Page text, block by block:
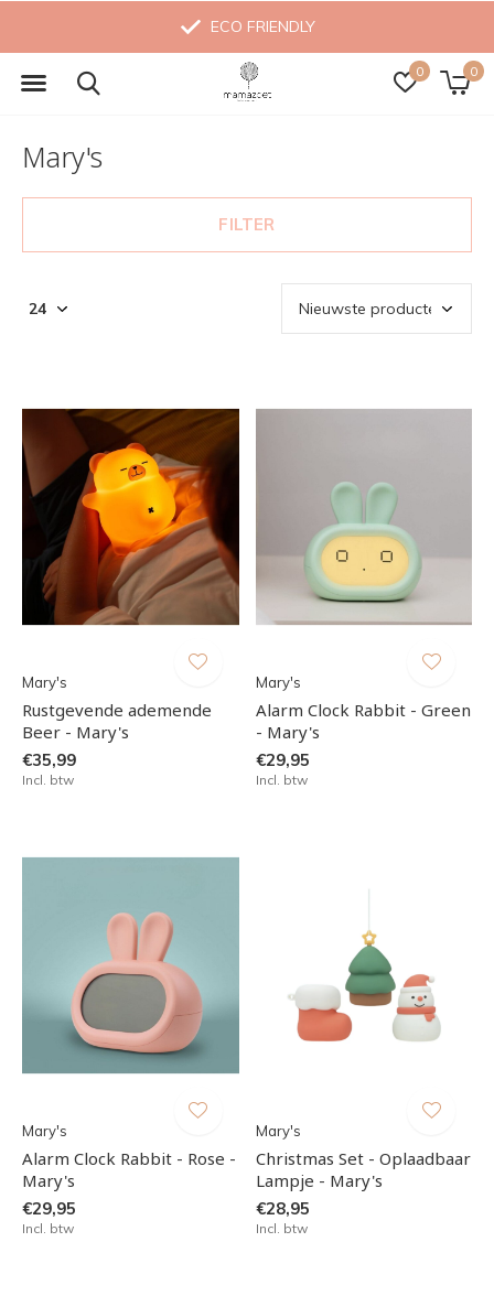
0 0
ECO FRIENDLY
Mary's
FILTER
Mary's
Rustgevende ademende
Beer - Mary's
€35,99
Incl. btw
Mary's
Alarm Clock Rabbit - Green
- Mary's
€29,95
Incl. btw
Mary's
Alarm Clock Rabbit - Rose -
Mary's
€29,95
Incl. btw
Mary's
Christmas Set - Oplaadbaar
Lampje - Mary's
€28,95
Incl. btw